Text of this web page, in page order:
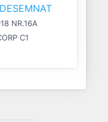
NR.16A
C1